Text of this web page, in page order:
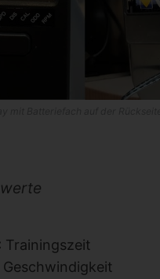
Trainingszeit
Geschwindigkeit